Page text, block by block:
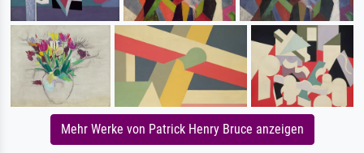
Mehr Werke von Patrick Henry Bruce anzeigen